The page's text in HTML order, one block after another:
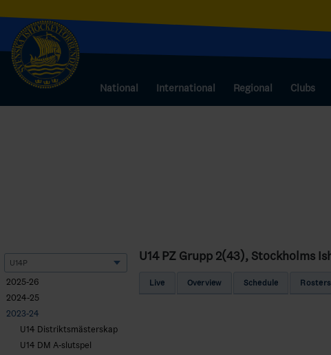
National International Regional Clubs
2025-26
2024-25
2023-24
U14 Distriktsmästerskap
U14 DM A-slutspel
U14 PZ Grupp 2(43), Stockholms
Live Overview Schedule Rosters